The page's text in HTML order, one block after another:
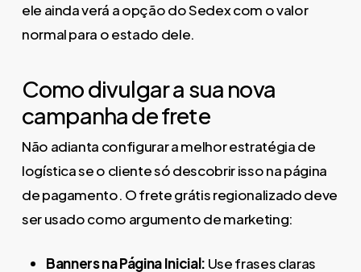
ele ainda verá a opção do Sedex com o valor
normal para o estado dele.
Como divulgar a sua nova
campanha de frete
Não adianta configurar a melhor estratégia de
logística se o cliente só descobrir isso na página
de pagamento. O frete grátis regionalizado deve
ser usado como argumento de marketing:
Banners na Página Inicial: Use frases claras